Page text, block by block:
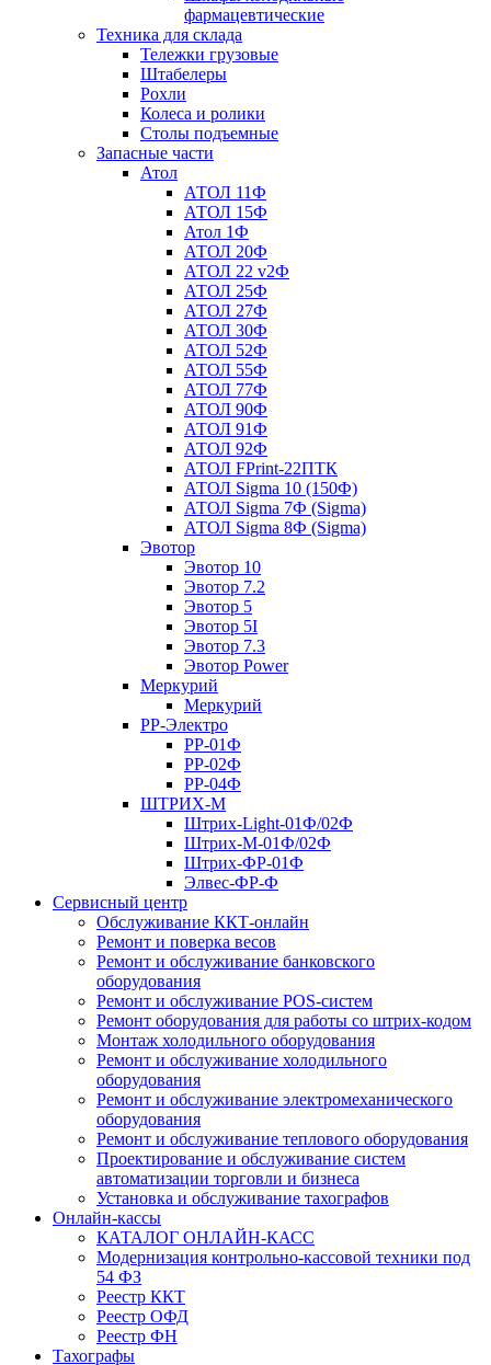
фармацевтические
Техника для склада
Тележки грузовые
Штабелеры
Рохли
Колеса и ролики
Столы подъемные
Запасные части
Атол
АТОЛ 11Ф
АТОЛ 15Ф
Атол 1Ф
АТОЛ 20Ф
АТОЛ 22 v2Ф
АТОЛ 25Ф
АТОЛ 27Ф
АТОЛ 30Ф
АТОЛ 52Ф
АТОЛ 55Ф
АТОЛ 77Ф
АТОЛ 90Ф
АТОЛ 91Ф
АТОЛ 92Ф
АТОЛ FPrint-22ПТК
АТОЛ Sigma 10 (150Ф)
АТОЛ Sigma 7Ф (Sigma)
АТОЛ Sigma 8Ф (Sigma)
Эвотор
Эвотор 10
Эвотор 7.2
Эвотор 5
Эвотор 5I
Эвотор 7.3
Эвотор Power
Меркурий
Меркурий
РР-Электро
РР-01Ф
РР-02Ф
РР-04Ф
ШТРИХ-М
Штрих-Light-01Ф/02Ф
Штрих-М-01Ф/02Ф
Штрих-ФР-01Ф
Элвес-ФР-Ф
Сервисный центр
Обслуживание ККТ-онлайн
Ремонт и поверка весов
Ремонт и обслуживание банковского
оборудования
Ремонт и обслуживание POS-систем
Ремонт оборудования для работы со штрих-кодом
Монтаж холодильного оборудования
Ремонт и обслуживание холодильного
оборудования
Ремонт и обслуживание электромеханического
оборудования
Ремонт и обслуживание теплового оборудования
Проектирование и обслуживание систем
автоматизации торговли и бизнеса
Установка и обслуживание тахографов
Онлайн-кассы
КАТАЛОГ ОНЛАЙН-КАСС
Модернизация контрольно-кассовой техники под
54 ФЗ
Реестр ККТ
Реестр ОФД
Реестр ФН
Тахографы